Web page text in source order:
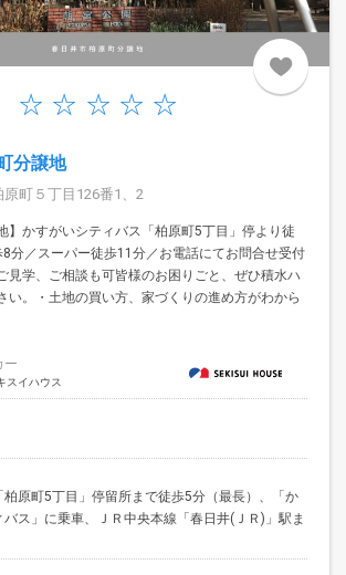
分譲地
町５丁目126番1、2
】かすがいシティバス「柏原町5丁目」停より徒
分／スーパー徒歩11分／お電話にてお問合せ受付
見学、ご相談も可皆様のお困りごと、ぜひ積水ハ
い。・土地の買い方、家づくりの進め方がわから
ー
スイハウス
柏原町5丁目」停留所まで徒歩5分（最長）、「か
ス」に乗車、ＪＲ中央本線「春日井(ＪＲ)」駅ま